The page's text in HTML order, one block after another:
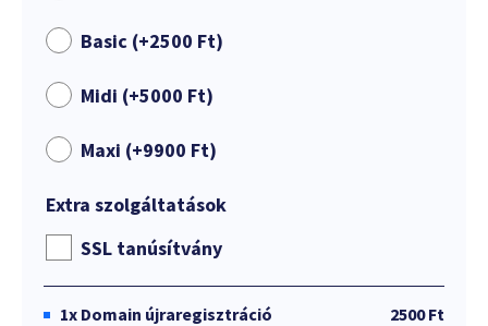
Basic (+2500 Ft)
Midi (+5000 Ft)
Maxi (+9900 Ft)
Extra szolgáltatások
SSL tanúsítvány
1x Domain újraregisztráció
2500 Ft